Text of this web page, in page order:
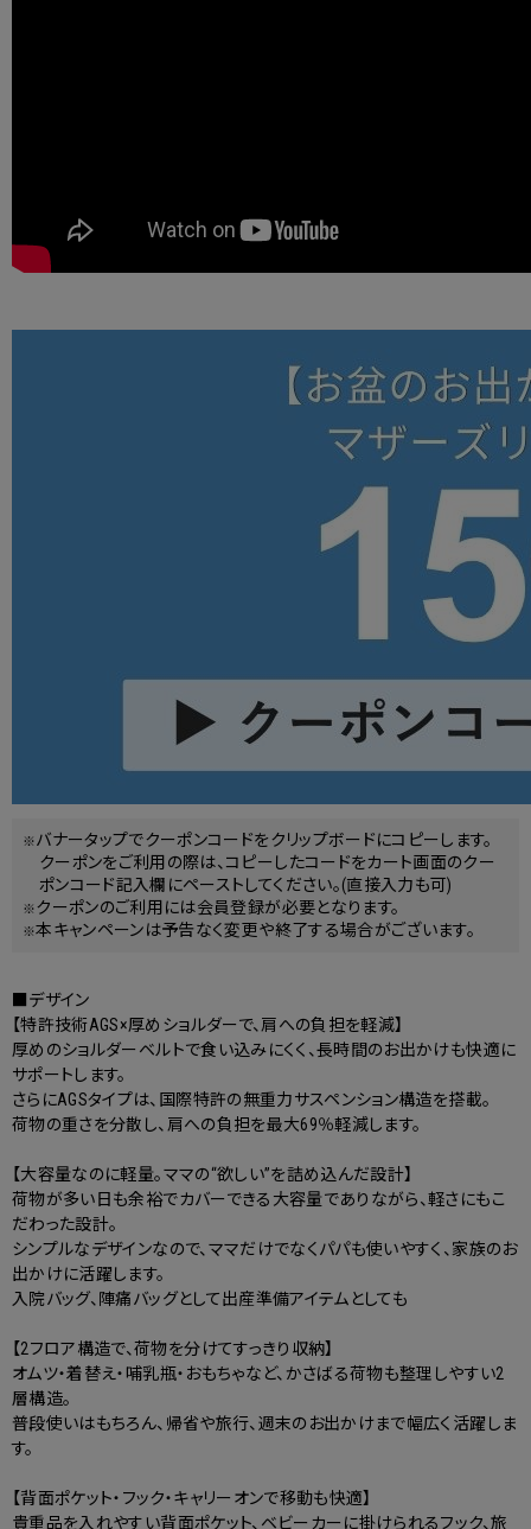
バナータップでクーポンコードをクリップボードにコピーします。
クーポンをご利用の際は、コピーしたコードをカート画面のクー
ポンコード記入欄にペーストしてください。(直接入力も可)
クーポンのご利用には会員登録が必要となります。
本キャンペーンは予告なく変更や終了する場合がございます。
■デザイン
【特許技術AGS×厚めショルダーで、肩への負担を軽減】
厚めのショルダーベルトで食い込みにくく、長時間のお出かけも快適に
サポートします。
さらにAGSタイプは、国際特許の無重力サスペンション構造を搭載。
荷物の重さを分散し、肩への負担を最大69％軽減します。
【大容量なのに軽量。ママの“欲しい”を詰め込んだ設計】
荷物が多い日も余裕でカバーできる大容量でありながら、軽さにもこ
だわった設計。
シンプルなデザインなので、ママだけでなくパパも使いやすく、家族のお
出かけに活躍します。
入院バッグ、陣痛バッグとして出産準備アイテムとしても
【2フロア構造で、荷物を分けてすっきり収納】
オムツ・着替え・哺乳瓶・おもちゃなど、かさばる荷物も整理しやすい2
層構造。
普段使いはもちろん、帰省や旅行、週末のお出かけまで幅広く活躍しま
す。
【背面ポケット・フック・キャリーオンで移動も快適】
貴重品を入れやすい背面ポケット、ベビーカーに掛けられるフック、旅